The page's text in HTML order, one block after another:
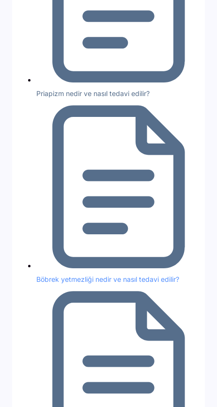
Priapizm nedir ve nasıl tedavi edilir?
Böbrek yetmezliği nedir ve nasıl tedavi edilir?